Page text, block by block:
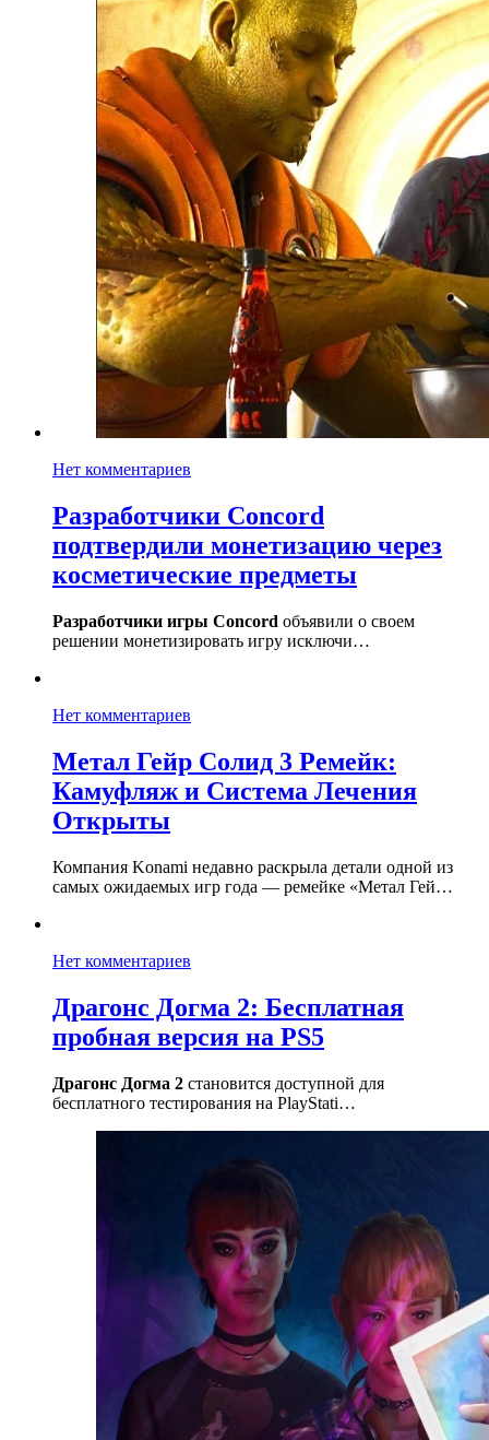
Нет комментариев
Разработчики Concord
подтвердили монетизацию через
косметические предметы
Разработчики игры Concord объявили о своем
решении монетизировать игру исключи…
Нет комментариев
Метал Гейр Солид 3 Ремейк:
Камуфляж и Система Лечения
Открыты
Компания Konami недавно раскрыла детали одной из
самых ожидаемых игр года — ремейке «Метал Гей…
Нет комментариев
Драгонс Догма 2: Бесплатная
пробная версия на PS5
Драгонс Догма 2 становится доступной для
бесплатного тестирования на PlayStati…